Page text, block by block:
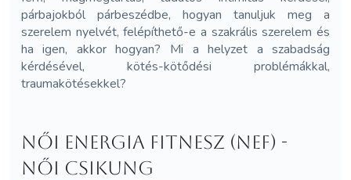
párbajokból párbeszédbe, hogyan tanuljuk meg a
szerelem nyelvét, felépíthető-e a szakrális szerelem és
ha igen, akkor hogyan? Mi a helyzet a szabadság
kérdésével, kötés-kötődési problémákkal,
traumakötésekkel?
Női Energia Fitnesz (NEF) -
Női Csikung